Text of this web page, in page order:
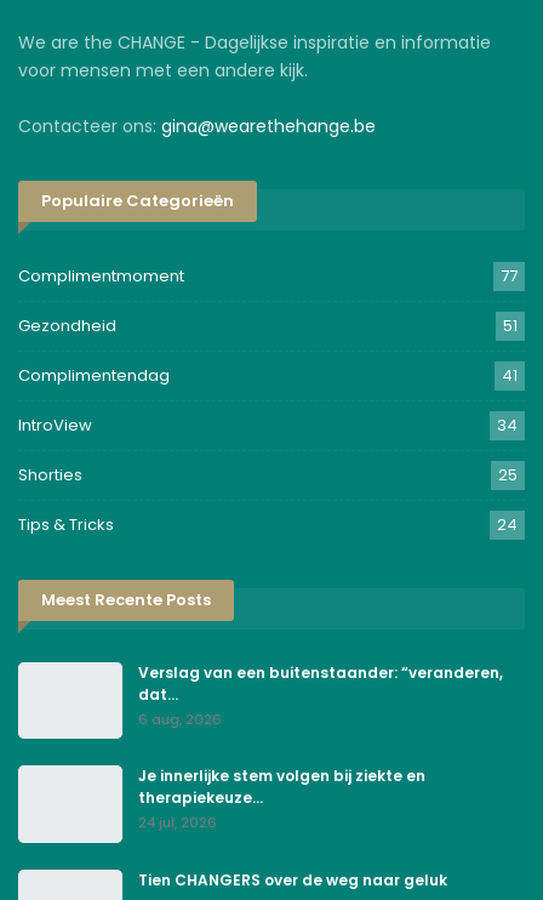
We are the CHANGE - Dagelijkse inspiratie en informatie
voor mensen met een andere kijk.
Contacteer ons: gina@wearethehange.be
Populaire Categorieën
Complimentmoment 77
Gezondheid 51
Complimentendag 41
IntroView 34
Shorties 25
Tips & Tricks 24
Meest Recente Posts
Verslag van een buitenstaander: “veranderen,
dat…
6 aug, 2026
Je innerlijke stem volgen bij ziekte en
therapiekeuze…
24 jul, 2026
Tien CHANGERS over de weg naar geluk